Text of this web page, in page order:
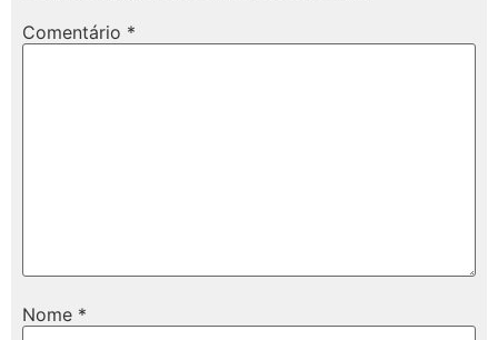
Comentário *
Nome *